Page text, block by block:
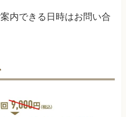
内できる日時はお問い合